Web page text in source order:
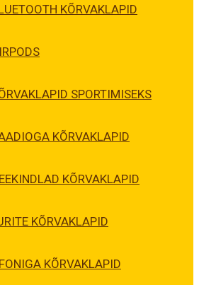
KÕRVAKLAPID
SPORTIMISEKS
KÕRVAKLAPID
KÕRVAKLAPID
KÕRVAKLAPID
KÕRVAKLAPID